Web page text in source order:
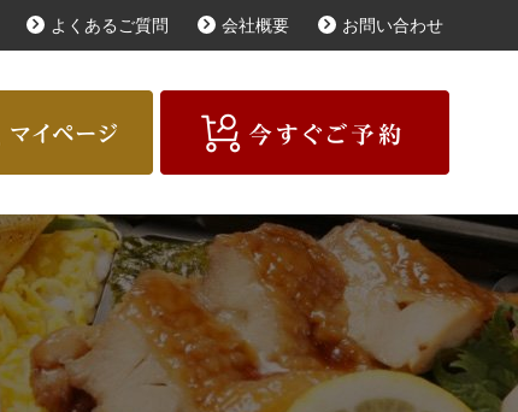
よくあるご質問 会社概要 お問い合わせ
お客様の声
予算で選ぶ